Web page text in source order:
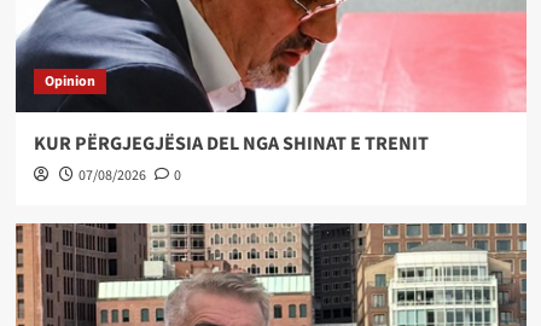
Opinion
KUR PËRGJEGJËSIA DEL NGA SHINAT E TRENIT
07/08/2026 0